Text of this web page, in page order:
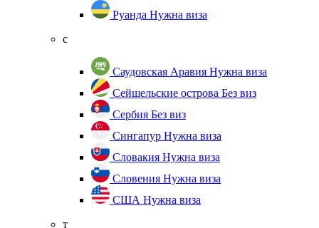
Руанда Нужна виза
с
Саудовская Аравия Нужна виза
Сейшельские острова Без виз
Сербия Без виз
Сингапур Нужна виза
Словакия Нужна виза
Словения Нужна виза
США Нужна виза
т